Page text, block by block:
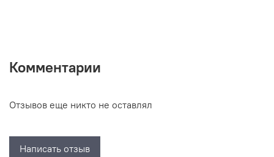
Комментарии
Отзывов еще никто не оставлял
Написать отзыв